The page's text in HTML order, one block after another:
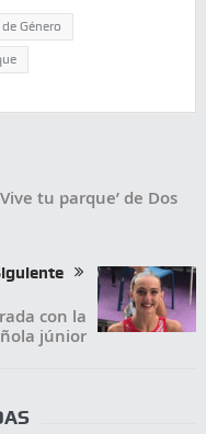
Género
tu parque’ de Dos
con la
júnior